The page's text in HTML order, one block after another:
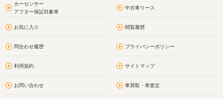
カーセンサー
アフター保証対象車
中古車リース
お気に入り 閲覧履歴
問合わせ履歴 プライバシーポリシー
利用規約 サイトマップ
お問い合わせ 車買取・車査定